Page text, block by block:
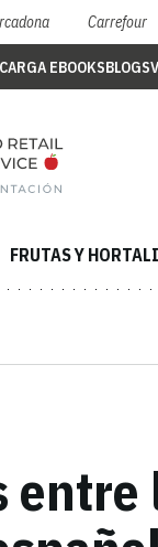
Carrefour
EBOOKSBLOGS
FRUTAS Y
entre